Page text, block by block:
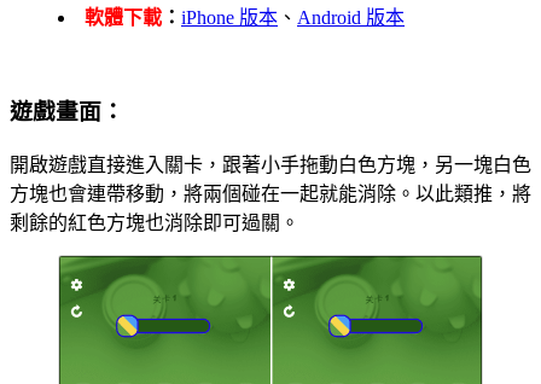
軟體下載 ： iPhone 版本 、 Android 版本
遊戲畫面：
開啟遊戲直接進入關卡，跟著小手拖動白色方塊，另一塊白色
方塊也會連帶移動，將兩個碰在一起就能消除。以此類推，將
剩餘的紅色方塊也消除即可過關。